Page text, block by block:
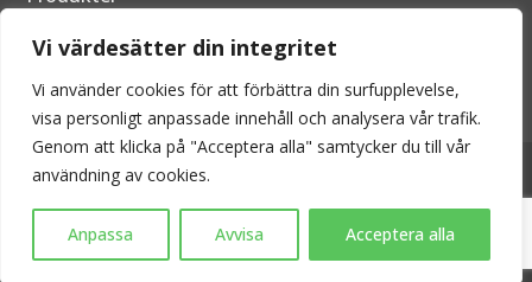
Vi värdesätter din integritet
Vi använder cookies för att förbättra din surfupplevelse,
visa personligt anpassade innehåll och analysera vår trafik.
Genom att klicka på "Acceptera alla" samtycker du till vår
användning av cookies.
Anpassa Avvisa Acceptera alla
Kontakta oss
2026 © EPECON AB - Alla rättigheter förbehållna. Kopiering